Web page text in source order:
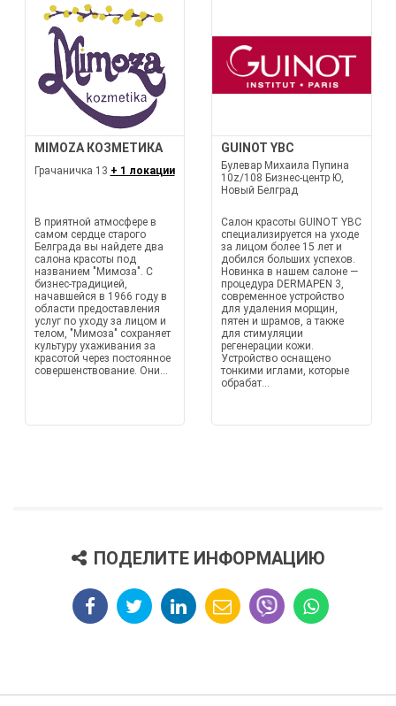
MIMOZA КОЗМЕТИКА
Грачаничка 13 + 1 локации
В приятной атмосфере в
самом сердце старого
Белграда вы найдете два
салона красоты под
названием "Мимоза". С
бизнес-традицией,
начавшейся в 1966 году в
области предоставления
услуг по уходу за лицом и
телом, "Мимоза" сохраняет
культуру ухаживания за
красотой через постоянное
совершенствование. Они...
GUINOT YBC
Булевар Михаила Пупина
10z/108 Бизнес-центр Ю,
Новый Белград
Салон красоты GUINOT YBC
специализируется на уходе
за лицом более 15 лет и
добился больших успехов.
Новинка в нашем салоне —
процедура DERMAPEN 3,
современное устройство
для удаления морщин,
пятен и шрамов, а также
для стимуляции
регенерации кожи.
Устройство оснащено
тонкими иглами, которые
обрабат...
ПОДЕЛИТЕ ИНФОРМАЦИЮ